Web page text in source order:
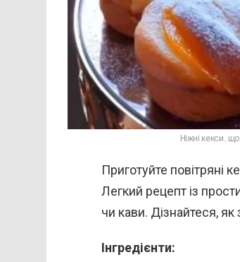
Ніжні кекси,
Приготуйте повітряні
Легкий рецепт із
чи кави. Дізнайтеся,
Інгредієнти: